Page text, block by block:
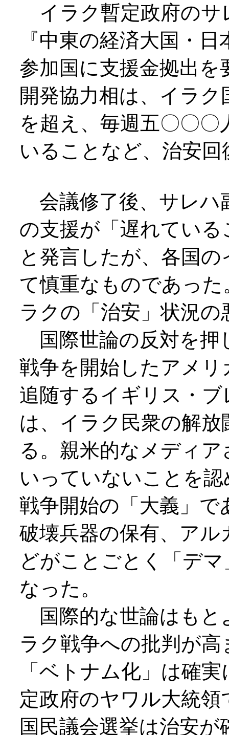
イラク暫定政府のサ
『中東の経済大国・
参加国に支援金拠出
開発協力相は、イラ
を超え、毎週五〇〇
いることなど、治安
会議修了後、サレハ
の支援が「遅れてい
と発言したが、各国
て慎重なものであっ
ラクの「治安」状況の
国際世論の反対を押
戦争を開始したアメ
追随するイギリス・
は、イラク民衆の解
る。親米的なメディ
いっていないことを
戦争開始の「大義」
破壊兵器の保有、ア
どがことごとく「デ
なった。
国際的な世論はもと
ラク戦争への批判が
「ベトナム化」は確
定政府のヤワル大統
国民議会選挙は治安